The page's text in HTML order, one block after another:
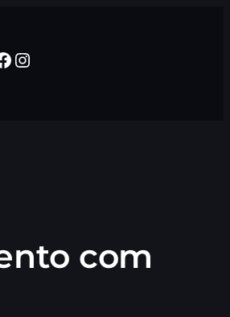
Instagram
com